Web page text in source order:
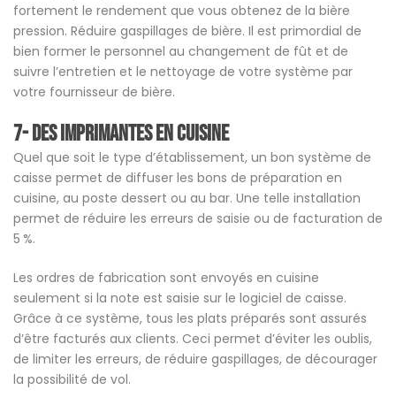
fortement le rendement que vous obtenez de la bière
pression. Réduire gaspillages de bière. Il est primordial de
bien former le personnel au changement de fût et de
suivre l’entretien et le nettoyage de votre système par
votre fournisseur de bière.
7- Des imprimantes en cuisine
Quel que soit le type d’établissement, un bon système de
caisse permet de diffuser les bons de préparation en
cuisine, au poste dessert ou au bar. Une telle installation
permet de réduire les erreurs de saisie ou de facturation de
5 %.
Les ordres de fabrication sont envoyés en cuisine
seulement si la note est saisie sur le logiciel de caisse.
Grâce à ce système, tous les plats préparés sont assurés
d’être facturés aux clients. Ceci permet d’éviter les oublis,
de limiter les erreurs, de réduire gaspillages, de décourager
la possibilité de vol.